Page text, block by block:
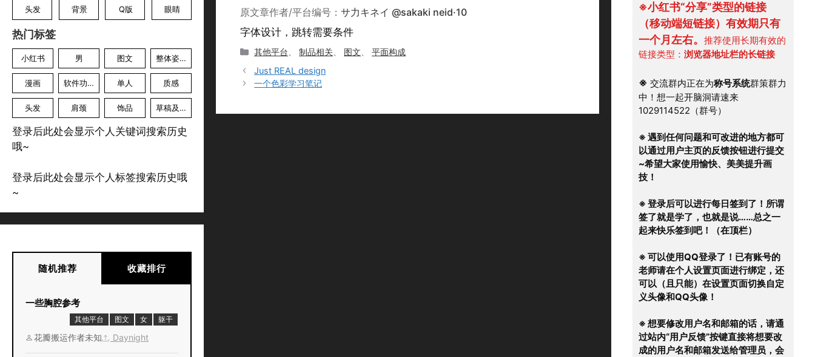
原文章作者/平台编号： サ力キネイ @sakaki neid·10
字体设计，跳转需要条件
分
其他平台 、制品相关 图文 、平面构成
Just REAL design
一个色彩学习笔记
头发 背景 Q版 眼睛
热门标签
小红书 男 图文 整体姿势
漫画 软件功能 单人 质感
头发 肩颈 饰品 草稿及色草
登录后此处会显示个人关键词搜索历史
哦~
登录后此处会显示个人标签搜索历史哦
~
随机推荐 收藏排行
一些胸腔参考
其他平台 图文 女 躯干
花瓣搬运作者未知 Daynight
※小红书“分享”类型的链接
（移动端短链接）有效期只有
一个月左右。 推荐使用长期有效的
链接类型： 浏览器地址栏的长链接
※ 交流群内正在为称号系统群策群力
中！想一起开脑洞请速来
1029114522（群号）
※ 遇到任何问题和可改进的地方都可
以通过用户主页的反馈按钮进行提交
~希望大家使用愉快、美美提升画
技！
※ 登录后可以进行每日签到了！所谓
签了就是学了，也就是说……总之一
起来快乐签到吧！（在顶栏）
※ 可以使用QQ登录了！已有账号的
老师请在个人设置页面进行绑定，还
可以（且只能）在设置页面切换自定
义头像和QQ头像！
※ 想要修改用户名和邮箱的话，请通
过站内“用户反馈”按键直接将想要改
成的用户名和邮箱发送给管理员，会